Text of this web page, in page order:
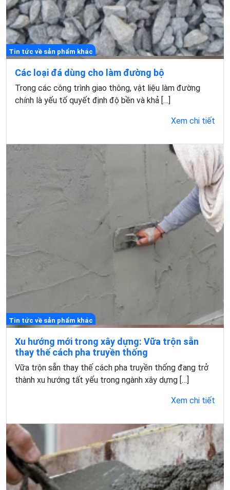
Tin tức về sản phẩm khác
Các loại đá dùng cho làm đường bộ
Trong các công trình giao thông, vật liệu làm đường
chính là yếu tố quyết định độ bền và khả […]
Xem chi tiết
Tin tức về sản phẩm khác
Xu hướng mới trong xây dựng: Vữa trộn sẵn
thay thế cách pha truyền thống
Vữa trộn sẵn thay thế cách pha truyền thống đang trở
thành xu hướng tất yếu trong ngành xây dựng […]
Xem chi tiết